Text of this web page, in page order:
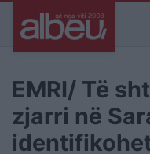
EMRI/ Të
zjarri në